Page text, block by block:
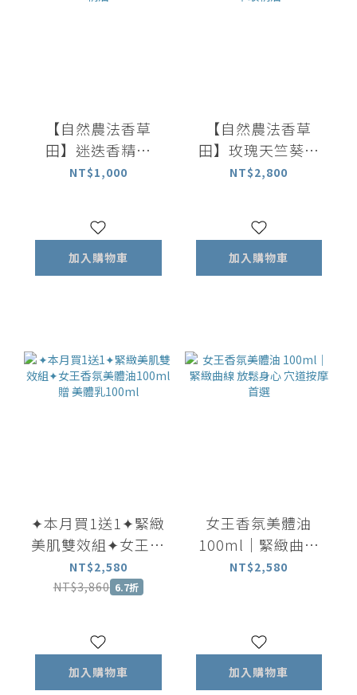
【自然農法香草
田】迷迭香精油
10ml｜百分百植物
NT$1,000
加入購物車
【自然農法香草
田】玫瑰天竺葵精
油 10ml｜百分百植
NT$2,800
加入購物車
✦本月買1送1✦緊緻
美肌雙效組✦女王香
氛美體油100ml 贈
美體乳100ml
NT$2,580
NT$3,860 6.7折
加入購物車
女王香氛美體油
100ml｜緊緻曲線
放鬆身心 穴道按摩
NT$2,580
加入購物車